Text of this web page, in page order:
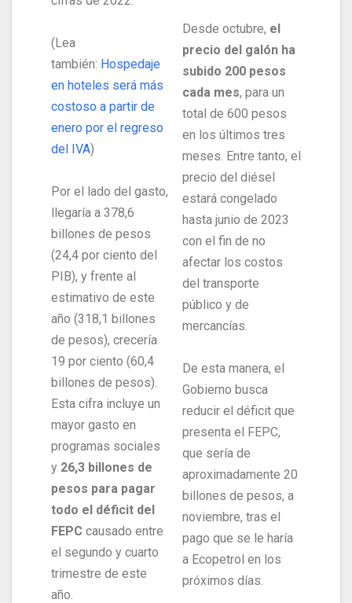
(Lea
también: Hospedaje
en hoteles será más
costoso a partir de
enero por el regreso
del IVA)
Por el lado del gasto,
llegaría a 378,6
billones de pesos
(24,4 por ciento del
PIB), y frente al
estimativo de este
año (318,1 billones
de pesos), crecería
19 por ciento (60,4
billones de pesos).
Esta cifra incluye un
mayor gasto en
programas sociales
y 26,3 billones de
pesos para pagar
todo el déficit del
FEPC causado entre
el segundo y cuarto
trimestre de este
año.
Desde octubre, el
precio del galón ha
subido 200 pesos
cada mes, para un
total de 600 pesos
en los últimos tres
meses. Entre tanto, el
precio del diésel
estará congelado
hasta junio de 2023
con el fin de no
afectar los costos
del transporte
público y de
mercancías.
De esta manera, el
Gobierno busca
reducir el déficit que
presenta el FEPC,
que sería de
aproximadamente 20
billones de pesos, a
noviembre, tras el
pago que se le haría
a Ecopetrol en los
próximos días.